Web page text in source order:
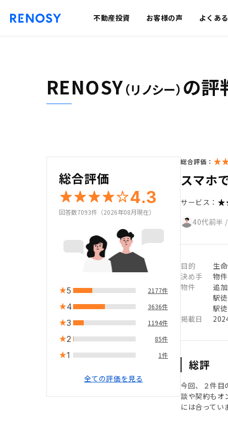
不動産投資 お客様の声 よくあ
RENOSY（リノシー） の評
総合評価
4.3
回答数7093件（2026年08月現在）
5 2177件
4 3636件
3 1194件
2 85件
1 1件
全ての評価を見る
総合評価：
スマホ
サービス：
40代前半 /
目的
生
決め手
物
物件
追
駅
駅
掲載日
総評
今回、２件目
談や契約もオ
には合ってい